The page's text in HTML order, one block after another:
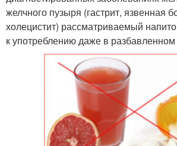
желчного пузыря (гастрит, язвенная
холецистит) рассматриваемый
к употреблению даже в